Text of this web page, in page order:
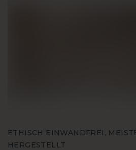
ETHISCH EINWANDFREI,
HERGESTELLT